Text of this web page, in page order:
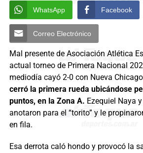
WhatsApp Facebook
Correo Electrónico
Mal presente de Asociación Atlética
actual torneo de Primera Nacional
mediodía cayó 2-0 con Nueva
cerró la primera rueda ubicándose
puntos, en la Zona A. Ezequiel Naya
anotaron para el “torito” y le
en fila.
Esa derrota caló hondo y provocó la